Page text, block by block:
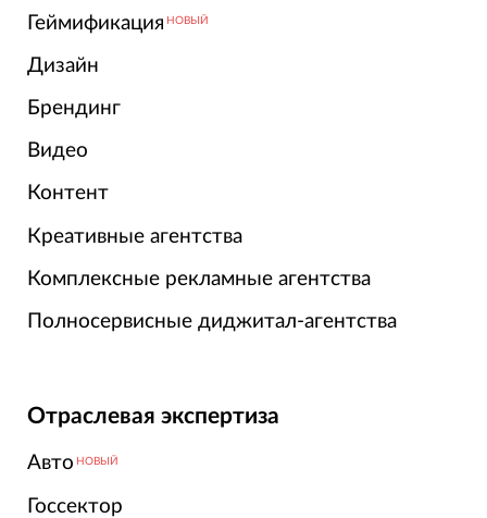
Геймификация НОВЫЙ
Дизайн
Брендинг
Видео
Контент
Креативные агентства
Комплексные рекламные агентства
Полносервисные диджитал-агентства
Отраслевая экспертиза
Авто НОВЫЙ
Госсектор